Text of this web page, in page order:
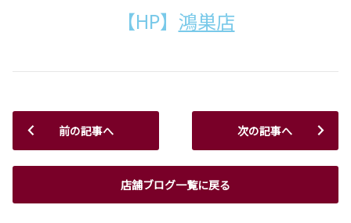
【HP】 鴻巣店
前の記事へ
店舗ブログ一覧に戻る
次の記事へ